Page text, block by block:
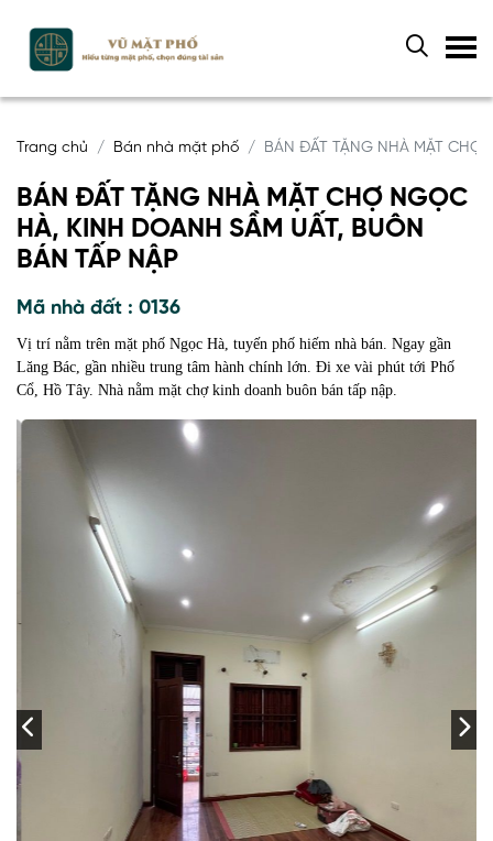
Trang chủ Bán nhà mặt phố BÁN ĐẤT TẶNG NHÀ MẶT CHỢ
BÁN ĐẤT TẶNG NHÀ MẶT CHỢ NGỌC
HÀ, KINH DOANH SẦM UẤT, BUÔN
BÁN TẤP NẬP
Mã nhà đất : 0136
Vị trí nằm trên mặt phố Ngọc Hà, tuyến phố hiếm nhà bán. Ngay gần
Lăng Bác, gần nhiều trung tâm hành chính lớn. Đi xe vài phút tới Phố
Cổ, Hồ Tây. Nhà nằm mặt chợ kinh doanh buôn bán tấp nập.